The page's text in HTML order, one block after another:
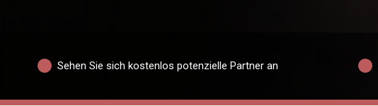
Sehen Sie sich kostenlos potenzielle Partner an